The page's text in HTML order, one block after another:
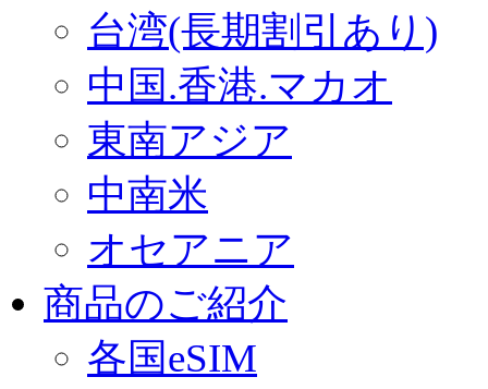
台湾(長期割引あり)
中国.香港.マカオ
東南アジア
中南米
オセアニア
商品のご紹介
各国eSIM